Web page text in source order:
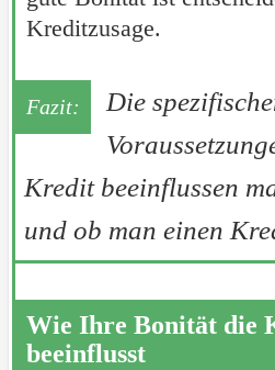
Kreditzusage.
Die
Kredit beeinflussen
und ob man einen
Wie Ihre Bonität die
beeinflusst